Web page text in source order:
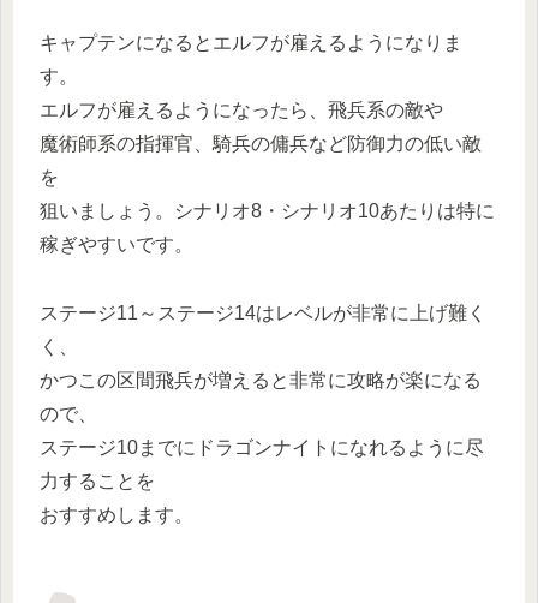
キャプテンになるとエルフが雇えるようになりま
す。
エルフが雇えるようになったら、飛兵系の敵や
魔術師系の指揮官、騎兵の傭兵など防御力の低い敵
を
狙いましょう。シナリオ8・シナリオ10あたりは特に
稼ぎやすいです。
ステージ11～ステージ14はレベルが非常に上げ難く
く、
かつこの区間飛兵が増えると非常に攻略が楽になる
ので、
ステージ10までにドラゴンナイトになれるように尽
力することを
おすすめします。